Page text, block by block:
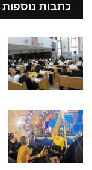
כתבות נוספות